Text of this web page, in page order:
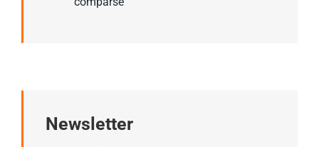
Newsletter